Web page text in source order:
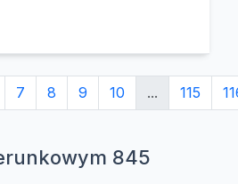
7 8 9 10 ... 115
845